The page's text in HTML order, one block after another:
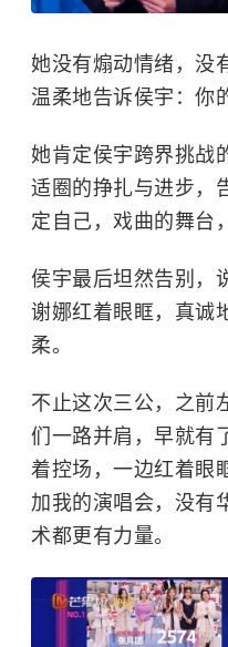
她没有煽动情绪，没
温柔地告诉侯宇：你
她肯定侯宇跨界挑战
适圈的挣扎与进步，
定自己，戏曲的舞台
侯宇最后坦然告别，
谢娜红着眼眶，真诚
柔。
不止这次三公，之前
们一路并肩，早就有
着控场，一边红着眼
加我的演唱会，没有
术都更有力量。